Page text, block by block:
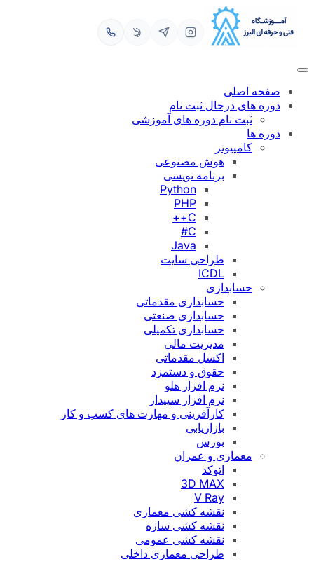
محتوا
صفحه اصلی
دوره های درحال ثبت نام
ثبت نام دوره های آموزشی
دوره ها
کامپیوتر
هوش مصنوعی
برنامه نویسی
Python
PHP
C++
C#
Java
طراحی سایت
ICDL
حسابداری
حسابداری مقدماتی
حسابداری صنعتی
حسابداری تکمیلی
مدیریت مالی
اکسل مقدماتی
حقوق و دستمزد
نرم افزار هلو
نرم افزار سپیدار
کارآفرینی و مهارت های کسب و کار
بازاریابی
بورس
معماری و عمران
اتوکد
3D MAX
V Ray
نقشه کشی معماری
نقشه کشی سازه
نقشه کشی عمومی
طراحی معماری داخلی